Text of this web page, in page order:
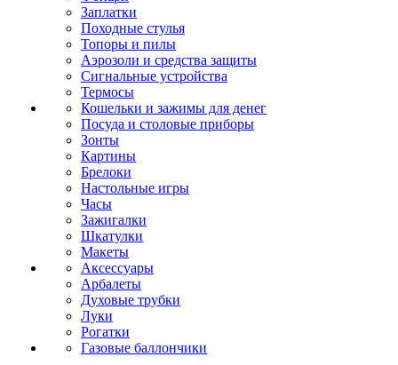
Заплатки
Походные стулья
Топоры и пилы
Аэрозоли и средства защиты
Сигнальные устройства
Термосы
Кошельки и зажимы для денег
Посуда и столовые приборы
Зонты
Картины
Брелоки
Настольные игры
Часы
Зажигалки
Шкатулки
Макеты
Аксессуары
Арбалеты
Духовые трубки
Луки
Рогатки
Газовые баллончики